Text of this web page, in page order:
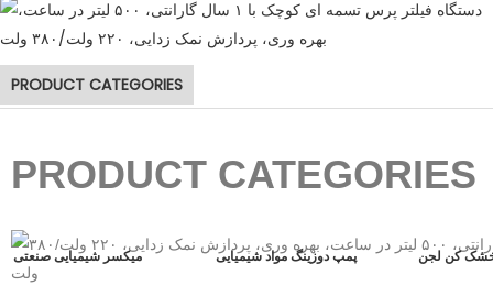
PRODUCT CATEGORIES
PRODUCT CATEGORIES
دستگاه آبگیری لجن
میکسر شیمیایی صنعتی پمپ دوزینگ مواد شیمیایی خشک کن لجن